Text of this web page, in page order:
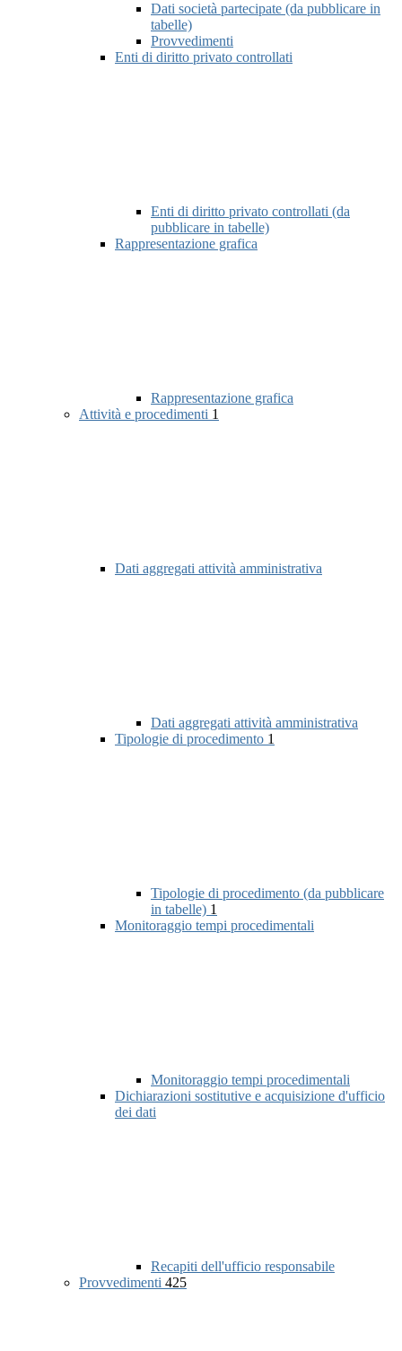
Dati società partecipate (da pubblicare in
tabelle)
Provvedimenti
Enti di diritto privato controllati
Enti di diritto privato controllati (da
pubblicare in tabelle)
Rappresentazione grafica
Rappresentazione grafica
Attività e procedimenti 1
Dati aggregati attività amministrativa
Dati aggregati attività amministrativa
Tipologie di procedimento 1
Tipologie di procedimento (da pubblicare
in tabelle) 1
Monitoraggio tempi procedimentali
Monitoraggio tempi procedimentali
Dichiarazioni sostitutive e acquisizione d'ufficio
dei dati
Recapiti dell'ufficio responsabile
Provvedimenti 425